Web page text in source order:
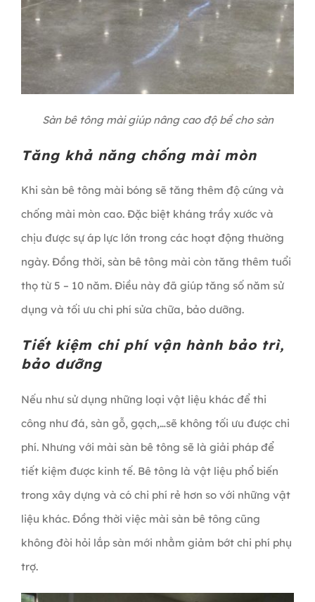
Sàn bê tông mài giúp nâng cao độ bề cho sàn
Tăng khả năng chống mài mòn
Khi sàn bê tông mài bóng sẽ tăng thêm độ cứng và
chống mài mòn cao. Đặc biệt kháng trầy xước và
chịu được sự áp lực lớn trong các hoạt động thường
ngày. Đồng thời, sàn bê tông mài còn tăng thêm tuổi
thọ từ 5 – 10 năm. Điều này đã giúp tăng số năm sử
dụng và tối ưu chi phí sửa chữa, bảo dưỡng.
Tiết kiệm chi phí vận hành bảo trì,
bảo dưỡng
Nếu như sử dụng những loại vật liệu khác để thi
công như đá, sàn gỗ, gạch,…sẽ không tối ưu được chi
phí. Nhưng với mài sàn bê tông sẽ là giải pháp để
tiết kiệm được kinh tế. Bê tông là vật liệu phổ biến
trong xây dựng và có chi phí rẻ hơn so với những vật
liệu khác. Đồng thời việc mài sàn bê tông cũng
không đòi hỏi lắp sàn mới nhằm giảm bớt chi phí phụ
trợ.